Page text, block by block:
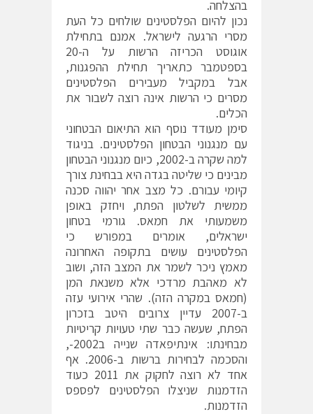
בהצלחה.
נכון להיום הפלסטינים שולחים כל העת
מסרי הרגעה לישראל. אמנם בתחילת
אוגוסט הכריזה הרשות על ה-20
בספטמבר כתאריך תחילת ההפגנות,
אבל במקביל מעבירים הפלסטינים
מסרים כי הרשות אינה רוצה לשבור את
הכלים.
סימן מעודד נוסף הוא התיאום הבטחוני
עם מנגנוני הבטחון הפלסטינים. בניגוד
למה שקרה ב-2002, כיום מנגנוני הבטחון
מבינים כי שליטה בגדה היא בבחינת צורך
קיומי עבורם. כל מצב אחר יהווה סכנה
ממשית לשלטון הפתח, ויחזק באופן
משמעותי את חמאס. גורמי בטחון
ישראלים, אומרים במפורש כי
הפלסטינים עושים בתקופה האחרונה
מאמץ ניכר לשמר את המצב הזה, ושוב
לא מאהבת מרדכי אלא משנאת המן
(חמאס במקרה הזה). שהרי אירועי עזה
ב-2007 עדיין צרובים היטב בזכרון
הפתח, שעשה כבר שתי טעויות קריטיות
מבחינתו: אינתיפאדה שנייה ב2002-,
והסכמה לבחירות ברשות ב-2006. אף
אחד לא רוצה לחקוק את 2011 כעוד
הזדמנות שניצלו הפלסטינים לפספס
הזדמנות.